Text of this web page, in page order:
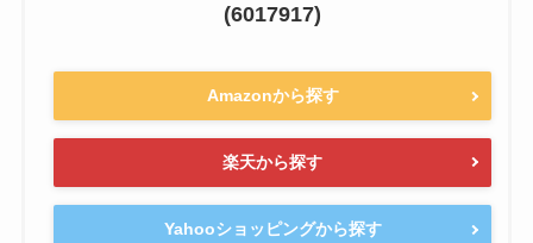
(6017917)
Amazonから探す
楽天から探す
Yahooショッピングから探す